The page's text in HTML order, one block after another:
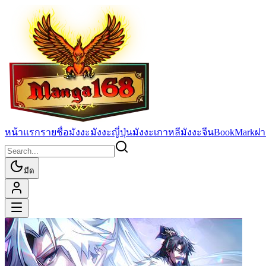
หน้าแรกรายชื่อมังงะมังงะญี่ปุ่นมังงะเกาหลีมังงะจีนBookMarkฝ
มืด